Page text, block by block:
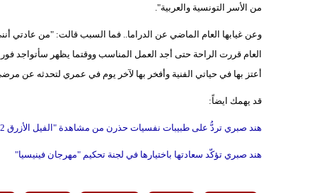
من الأسر التونسية والعربية".
وعن غيابها العام الماضي عن الدراما.. فما السبب قالت: "من عادتي
العام قررت الراحة حتى أجد العمل المناسب ووقتما يظهر سأتواجد
أعتز بها في حياتي الفنية وأفخر بها لآخر يوم في عمري لتحدثه عن
قد يهمك ايضاً:
هند صبري تردُّ على طبيبات نفسيات حذرن من مشاهدة "الفيل الأزرق 2"
هند صبري تؤكّد سعادتها باختيارها في لجنة تحكيم "مهرجان فينيسيا"